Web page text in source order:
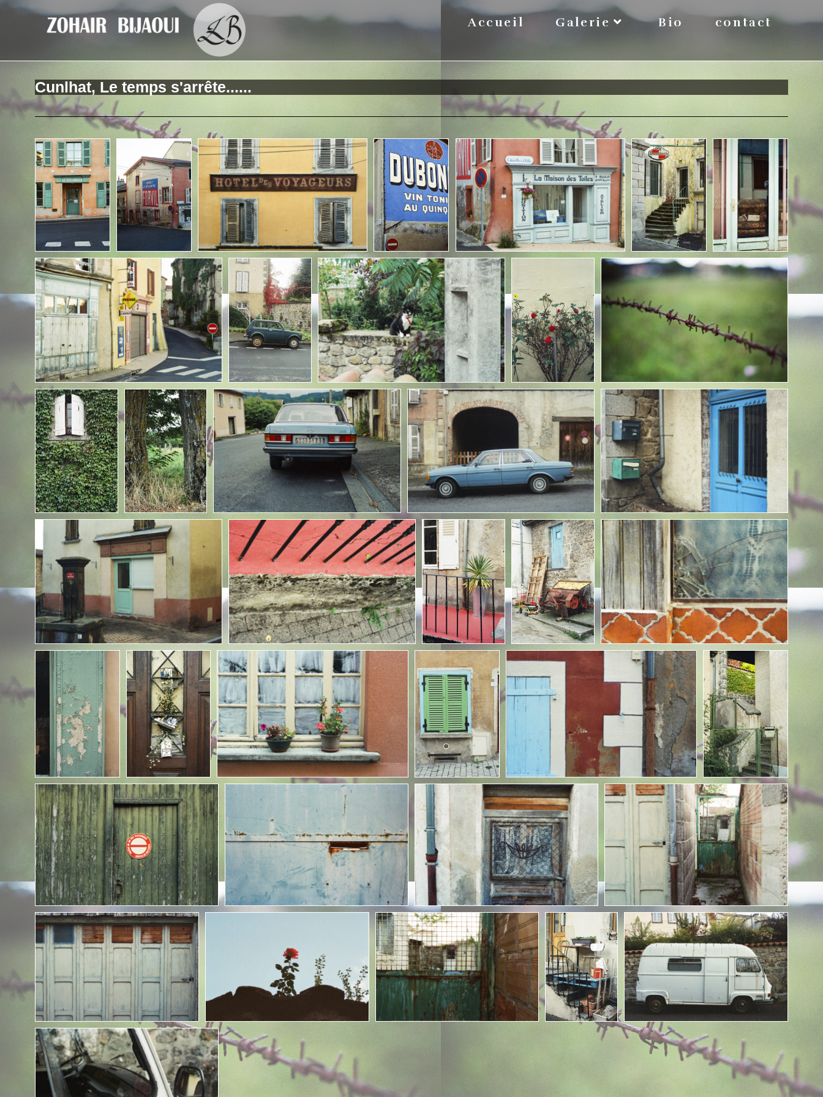
Accueil Galerie Bio contact
Cunlhat, Le temps s'arrête......